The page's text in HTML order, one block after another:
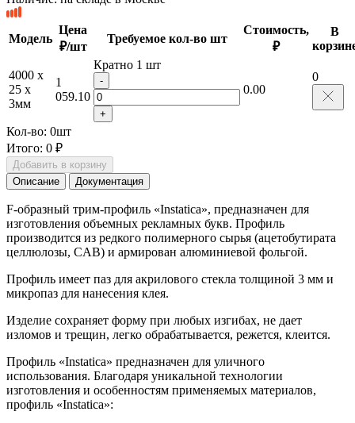
Модель
Цена
₽/шт
Требуемое кол-во шт
Стоимость,
₽
В
4000 x
25 x
3мм
1
059.10
Кратно 1 шт
-
+
0.00
0
Кол-во: 0шт
Итого: 0 ₽
Добавить в корзину
Описание
Документация
F-образный трим-профиль «Instatica», предназначен для
изготовления объемных рекламных букв. Профиль
производится из редкого полимерного сырья (ацетобутирата
целлюлозы, CAB) и армирован алюминиевой фольгой.
Профиль имеет паз для акрилового стекла толщиной 3 мм и
микропаз для нанесения клея.
Изделие сохраняет форму при любых изгибах, не дает
изломов и трещин, легко обрабатывается, режется, клеится.
Профиль «Instatica» предназначен для уличного
использования. Благодаря уникальной технологии
изготовления и особенностям применяемых материалов,
профиль «Instatica»: